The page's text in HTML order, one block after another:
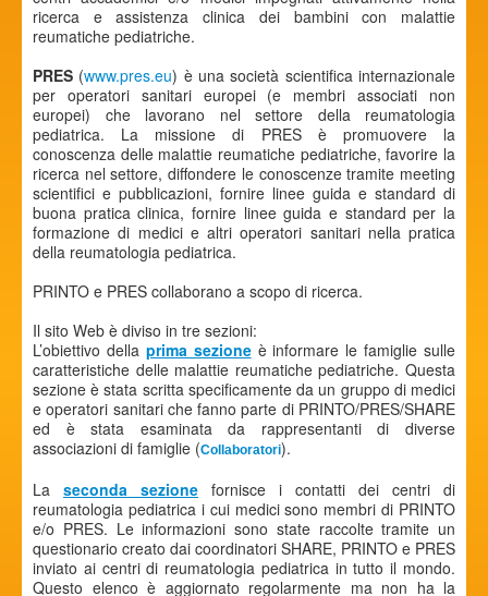
ricerca e assistenza clinica dei bambini con malattie
reumatiche pediatriche.
PRES (www.pres.eu) è una società scientifica internazionale
per operatori sanitari europei (e membri associati non
europei) che lavorano nel settore della reumatologia
pediatrica. La missione di PRES è promuovere la
conoscenza delle malattie reumatiche pediatriche, favorire la
ricerca nel settore, diffondere le conoscenze tramite meeting
scientifici e pubblicazioni, fornire linee guida e standard di
buona pratica clinica, fornire linee guida e standard per la
formazione di medici e altri operatori sanitari nella pratica
della reumatologia pediatrica.
PRINTO e PRES collaborano a scopo di ricerca.
Il sito Web è diviso in tre sezioni:
L’obiettivo della prima sezioneè informare le famiglie sulle
caratteristiche delle malattie reumatiche pediatriche. Questa
sezione è stata scritta specificamente da un gruppo di medici
e operatori sanitari che fanno parte di PRINTO/PRES/SHARE
ed è stata esaminata da rappresentanti di diverse
associazioni di famiglie (Collaboratori).
La seconda sezione fornisce i contatti dei centri di
reumatologia pediatrica i cui medici sono membri di PRINTO
e/o PRES. Le informazioni sono state raccolte tramite un
questionario creato dai coordinatori SHARE, PRINTO e PRES
inviato ai centri di reumatologia pediatrica in tutto il mondo.
Questo elenco è aggiornato regolarmente ma non ha la